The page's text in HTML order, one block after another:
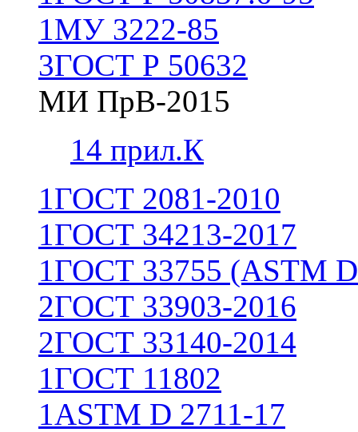
1МУ 3222-85
3ГОСТ Р 50632
МИ ПрВ-2015
14 прил.К
1ГОСТ 2081-2010
1ГОСТ 34213-2017
1ГОСТ 33755 (ASTM
2ГОСТ 33903-2016
2ГОСТ 33140-2014
1ГОСТ 11802
1ASTM D 2711-17